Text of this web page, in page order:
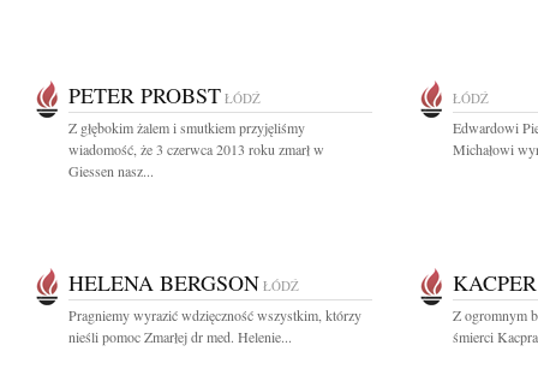
PETER PROBST ŁÓDŹ
Z głębokim żalem i smutkiem przyjęliśmy
wiadomość, że 3 czerwca 2013 roku zmarł w
Giessen nasz...
ŁÓDŹ
Edwardowi
Michałowi
HELENA BERGSON ŁÓDŹ
Pragniemy wyrazić wdzięczność wszystkim, którzy
nieśli pomoc Zmarłej dr med. Helenie...
Z ogromnym
śmierci